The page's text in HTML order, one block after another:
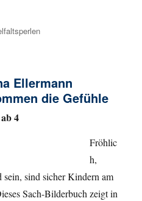
Ellermann
die Gefühle
4
Fröhlic
h,
sind sicher Kindern am
Sach-Bilderbuch zeigt in